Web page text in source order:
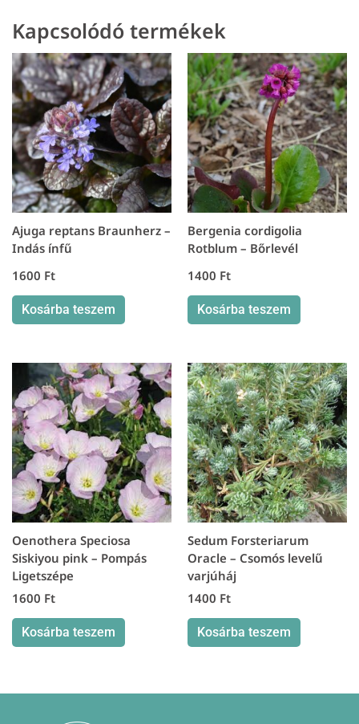
Kis
meténg
mennyiség
Kapcsolódó termékek
Ajuga reptans Braunherz –
Indás ínfű
1600 Ft
Kosárba teszem
Bergenia cordigolia
Rotblum – Bőrlevél
1400 Ft
Kosárba teszem
Oenothera Speciosa
Siskiyou pink – Pompás
Ligetszépe
1600 Ft
Kosárba teszem
Sedum Forsteriarum
Oracle – Csomós levelű
varjúháj
1400 Ft
Kosárba teszem